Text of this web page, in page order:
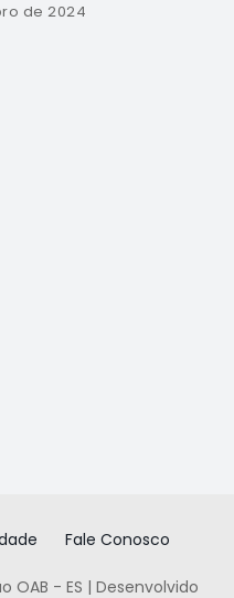
de 2024
Fale Conosco
OAB - ES | Desenvolvido